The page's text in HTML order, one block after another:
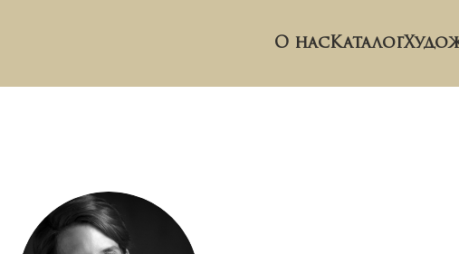
О насКаталог